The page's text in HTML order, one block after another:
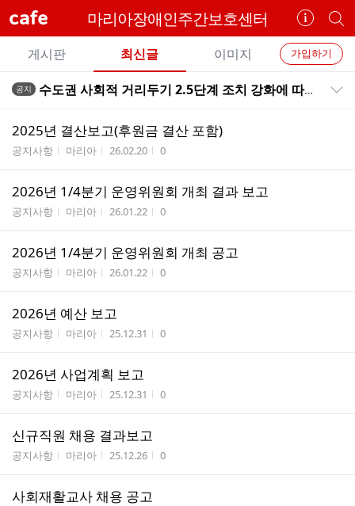
cafe 마리아장애인주간보호센터
카
페
정
보
보
기
개
별
카
페
검
카
페
메
뉴
가입하기
게시판 최신글 이미지
전
글
트
공지 수도권 사회적 거리두기 2.5단계 조치 강화에 따른 장애인복지시설 운영 안내
2025년 결산보고(후원금 결산 포함)
게시판명
공지사항 작성자
마리아 작성시간
26.02.20 조회수
0
2026년 1/4분기 운영위원회 개최 결과 보고
게시판명
공지사항 작성자
마리아 작성시간
26.01.22 조회수
0
2026년 1/4분기 운영위원회 개최 공고
게시판명
공지사항 작성자
마리아 작성시간
26.01.22 조회수
0
2026년 예산 보고
게시판명
공지사항 작성자
마리아 작성시간
25.12.31 조회수
0
2026년 사업계획 보고
게시판명
공지사항 작성자
마리아 작성시간
25.12.31 조회수
0
신규직원 채용 결과보고
게시판명
공지사항 작성자
마리아 작성시간
25.12.26 조회수
0
사회재활교사 채용 공고